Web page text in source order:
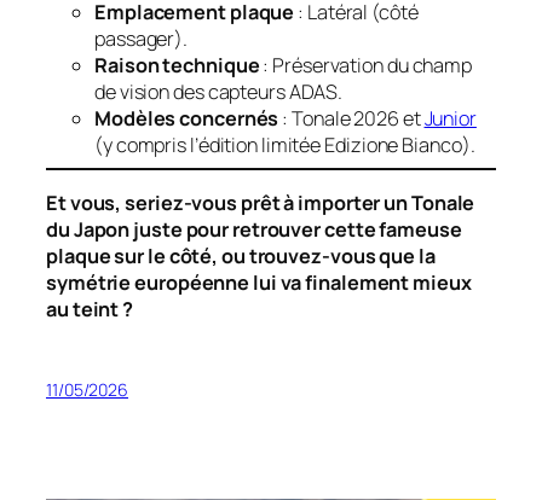
Emplacement plaque : Latéral (côté
passager).
Raison technique: Préservation du champ
de vision des capteurs ADAS.
Modèles concernés : Tonale 2026 etJunior
(y compris l’édition limitéeEdizione Bianco).
Et vous, seriez-vous prêt à importer un Tonale
du Japon juste pour retrouver cette fameuse
plaque sur le côté, ou trouvez-vous que la
symétrie européenne lui va finalement mieux
au teint ?
11/05/2026